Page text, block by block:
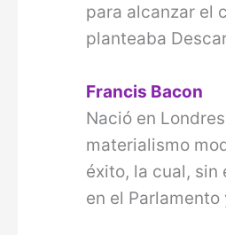
para alcanzar el
planteaba
Francis Bacon
Nació en
materialismo
éxito, la cual,
en el